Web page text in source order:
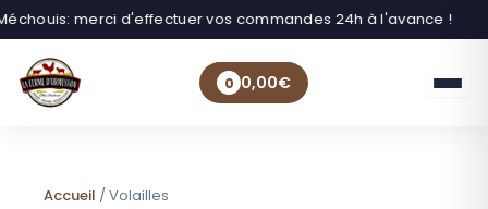
merci d'effectuer vos commandes 24h à l'avance !
0 0,00€
Accueil / Volailles